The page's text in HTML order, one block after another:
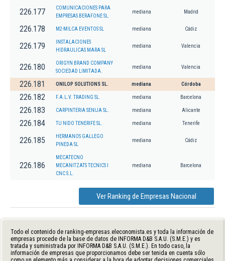
226.177
COMUNICACIONES PARA
EMPRESAS BERAFONE SL.
mediana Madrid
226.178 M2-MILCA EVENTOS SL mediana Cádiz
226.179
INSTALACIONES
HIDRAULICAS MARA SL
mediana Valencia
226.180
ORIGYN BRAND COMPANY
SOCIEDAD LIMITADA.
mediana Valencia
226.181 ONILOP SOLUTIONS SL. mediana Córdoba
226.182 F.A.L.V. TRADING SL. mediana Barcelona
226.183 CARPINTERIA SENIJA SL. mediana Alicante
226.184 TU NIDO TENERIFE SL. mediana Tenerife
226.185
HERMANOS GALLEGO
PINEDA SL
mediana Cádiz
226.186
MECATECNO
MECANITZATS TECNICS I
CNC S.L.
mediana Barcelona
Ver Ranking de Empresas Nacional
Todo el contenido de ranking-empresas.eleconomista.es y toda la información de
empresas procede de la base de datos de INFORMA D&B S.A.U. (S.M.E.) y es
tratada y suministrada por INFORMA D&B S.A.U. (S.M.E.). En todo caso, la
información de empresas que proporcionamos debe ser tenida en cuenta sólo